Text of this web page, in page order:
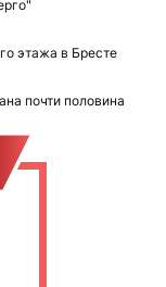
этажа в Бресте
почти половина